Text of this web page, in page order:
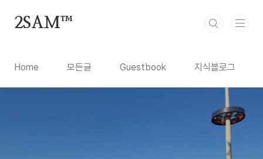
2SAM™
Home 모든글 Guestbook 지식블로그